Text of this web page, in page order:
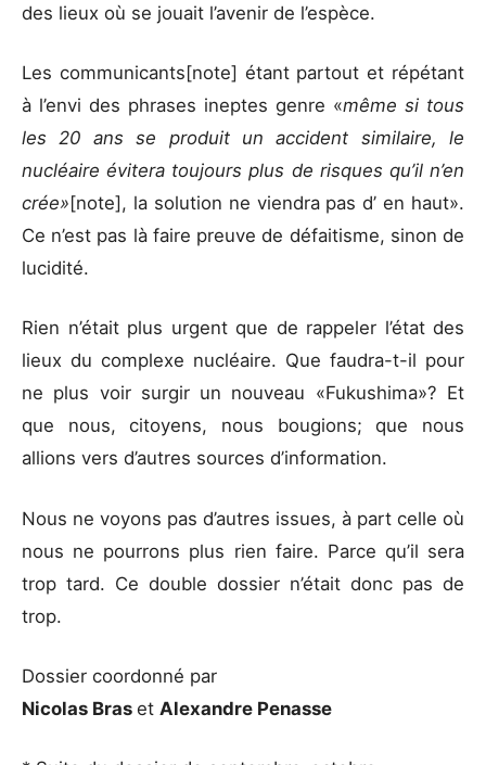
des lieux où se jouait l’avenir de l’espèce.
Les communicants[note] étant partout et répétant
à l’envi des phrases ineptes genre «même si tous
les 20 ans se produit un accident similaire, le
nucléaire évitera toujours plus de risques qu’il n’en
crée»[note], la solution ne viendra pas d’ en haut».
Ce n’est pas là faire preuve de défaitisme, sinon de
lucidité.
Rien n’était plus urgent que de rappeler l’état des
lieux du complexe nucléaire. Que faudra-t-il pour
ne plus voir surgir un nouveau «Fukushima»? Et
que nous, citoyens, nous bougions; que nous
allions vers d’autres sources d’information.
Nous ne voyons pas d’autres issues, à part celle où
nous ne pourrons plus rien faire. Parce qu’il sera
trop tard. Ce double dossier n’était donc pas de
trop.
Dossier coordonné par
Nicolas Bras et Alexandre Penasse